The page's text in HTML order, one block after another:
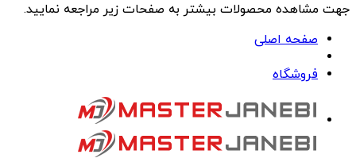
جهت مشاهده محصولات بیشتر به صفحات زیر مراجعه نمایید.
صفحه اصلی
فروشگاه